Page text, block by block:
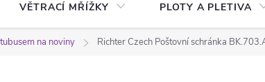
VĚTRACÍ MŘÍŽKY PLOTY A PLETIVA
na noviny Richter Czech Poštovní schránka